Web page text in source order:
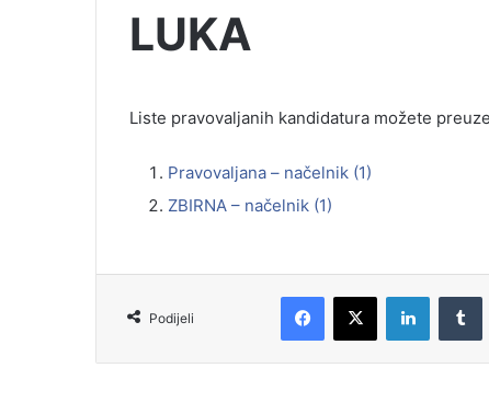
LUKA
Liste pravovaljanih kandidatura možete
Pravovaljana – načelnik (1)
ZBIRNA – načelnik (1)
Podijeli